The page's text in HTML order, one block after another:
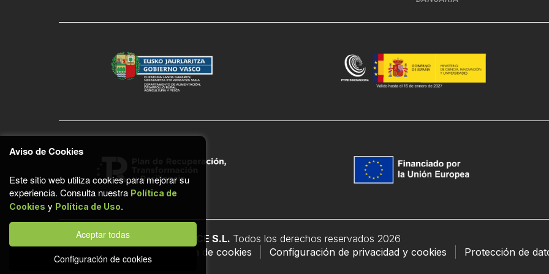
© COMADERA ECOMMERCE S.L. Todos los derechos reservados 2026
Política de cookies Configuración de privacidad y cookies Protección de
Aviso de Cookies
Este sitio web utiliza cookies para mejorar su
experiencia. Consulta nuestra Política de
Cookies y Política de Uso.
Aceptar todas
Configuración de cookies